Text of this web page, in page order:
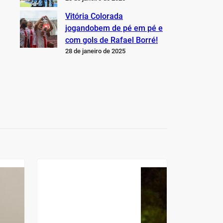
Vitória Colorada
jogandobem de pé em pé e
com gols de Rafael Borré!
28 de janeiro de 2025